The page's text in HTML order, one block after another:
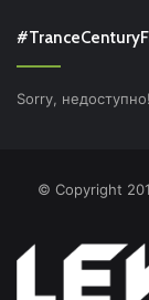
Sorry, недоступно!
© Copyright